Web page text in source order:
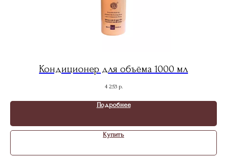
Кондиционер для объёма 1000 мл
4 253 р.
Подробнее
Купить